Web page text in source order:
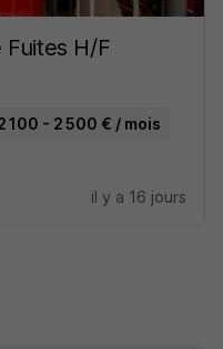
H/F
100 - 2 500 € / mois
il y a 16 jours